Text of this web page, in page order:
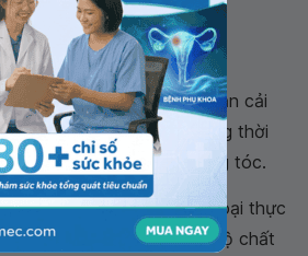
triển của
tóc
thực phẩm có thể giúp bạn cải
mái tóc của mình, đồng thời
của các loại melanin trong tóc.
chống oxy hóa:nhiều loại thực
lớn vitamin, có nồng độ chất